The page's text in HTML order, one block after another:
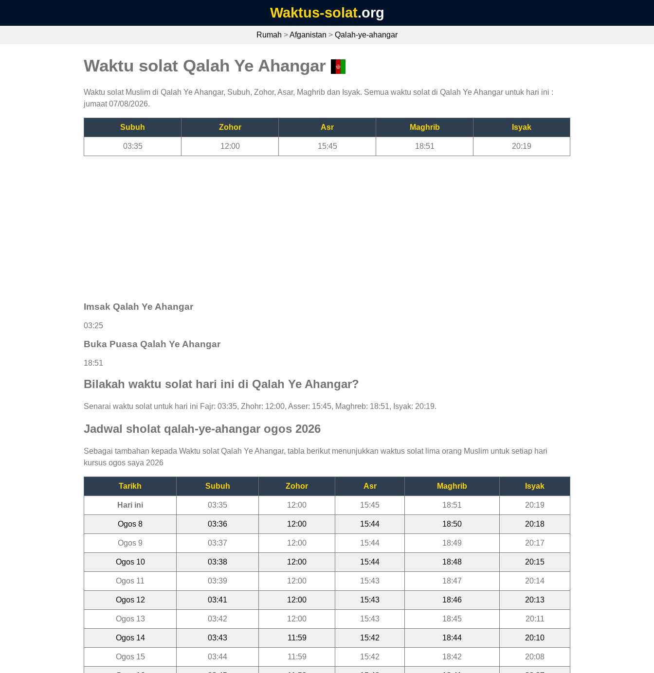
Waktus-solat.org
Rumah >Afganistan > Qalah-ye-ahangar
Waktu solat Qalah Ye Ahangar
Waktu solat Muslim di Qalah Ye Ahangar, Subuh, Zohor, Asar, Maghrib dan Isyak. Semua waktu solat di Qalah Ye Ahangar untuk hari ini :
jumaat 07/08/2026.
Subuh Zohor Asr Maghrib Isyak
03:35 12:00 15:45 18:51 20:19
Imsak Qalah Ye Ahangar
03:25
Buka Puasa Qalah Ye Ahangar
18:51
Bilakah waktu solat hari ini di Qalah Ye Ahangar?
Senarai waktu solat untuk hari ini Fajr: 03:35, Zhohr: 12:00, Asser: 15:45, Maghreb: 18:51, Isyak: 20:19.
Jadwal sholat qalah-ye-ahangar ogos 2026
Sebagai tambahan kepada Waktu solat Qalah Ye Ahangar, tabla berikut menunjukkan waktus solat lima orang Muslim untuk setiap hari
kursus ogos saya 2026
Tarikh Subuh Zohor Asr Maghrib Isyak
Hari ini 03:35 12:00 15:45 18:51 20:19
Ogos 8 03:36 12:00 15:44 18:50 20:18
Ogos 9 03:37 12:00 15:44 18:49 20:17
Ogos 10 03:38 12:00 15:44 18:48 20:15
Ogos 11 03:39 12:00 15:43 18:47 20:14
Ogos 12 03:41 12:00 15:43 18:46 20:13
Ogos 13 03:42 12:00 15:43 18:45 20:11
Ogos 14 03:43 11:59 15:42 18:44 20:10
Ogos 15 03:44 11:59 15:42 18:42 20:08